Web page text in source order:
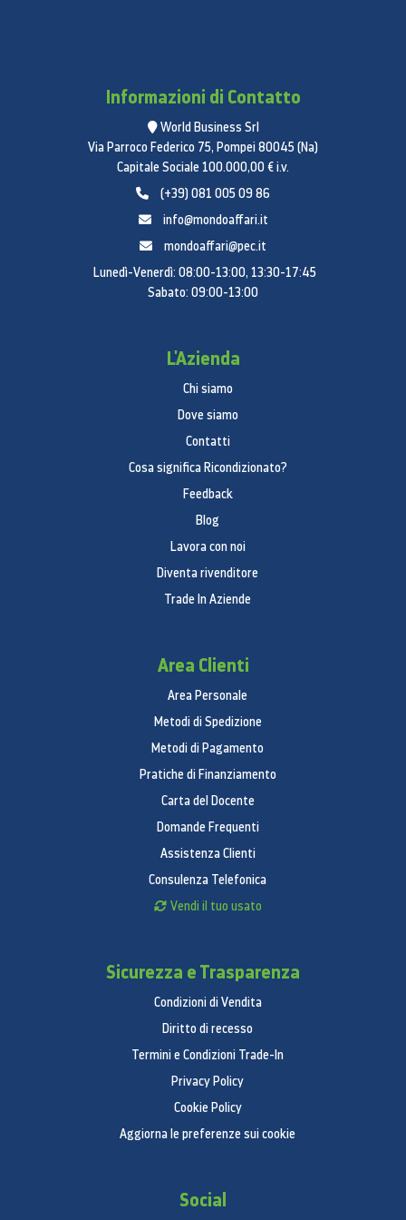
Informazioni di Contatto
World Business Srl
Via Parroco Federico 75, Pompei 80045 (Na)
Capitale Sociale 100.000,00 € i.v.
(+39) 081 005 09 86
info@mondoaffari.it
mondoaffari@pec.it
Lunedì-Venerdì: 08:00-13:00, 13:30-17:45
Sabato: 09:00-13:00
L'Azienda
Chi siamo
Dove siamo
Contatti
Cosa significa Ricondizionato?
Feedback
Blog
Lavora con noi
Diventa rivenditore
Trade In Aziende
Area Clienti
Area Personale
Metodi di Spedizione
Metodi di Pagamento
Pratiche di Finanziamento
Carta del Docente
Domande Frequenti
Assistenza Clienti
Consulenza Telefonica
Vendi il tuo usato
Sicurezza e Trasparenza
Condizioni di Vendita
Diritto di recesso
Termini e Condizioni Trade-In
Privacy Policy
Cookie Policy
Aggiorna le preferenze sui cookie
Social